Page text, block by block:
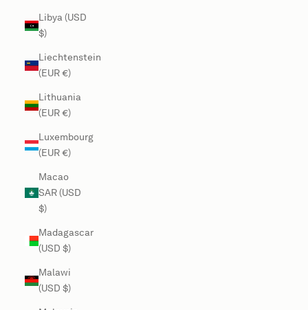
Libya (USD
$)
Liechtenstein
(EUR €)
Lithuania
(EUR €)
Luxembourg
(EUR €)
Macao
SAR (USD
$)
Madagascar
(USD $)
Malawi
(USD $)